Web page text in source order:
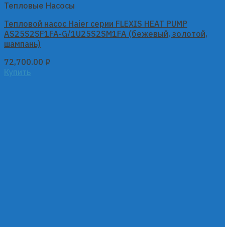
Тепловые Насосы
Тепловой насос Haier серии FLEXIS HEAT PUMP
AS25S2SF1FA-G/1U25S2SM1FA (бежевый, золотой,
шампань)
72,700.00 ₽
Купить